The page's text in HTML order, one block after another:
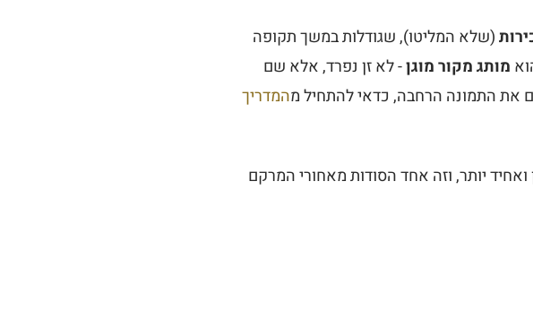
(שלא המליטו), שגודלות במשך תקופה
מותג מקור מוגן- לא זן נפרד, אלא שם
את התמונה הרחבה, כדאי להתחיל מהמדריך
יותר, וזה אחד הסודות מאחורי המרקם